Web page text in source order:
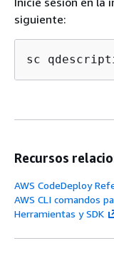
siguiente:
sc
Recursos
AWS CodeDeploy
AWS CLI comandos
Herramientas y SDK